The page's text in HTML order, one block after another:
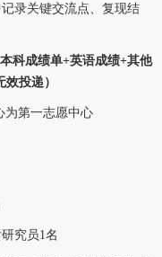
录关键交流点、复现结
科成绩单+英语成绩+其他
投递）
为第一志愿中心
究员1名